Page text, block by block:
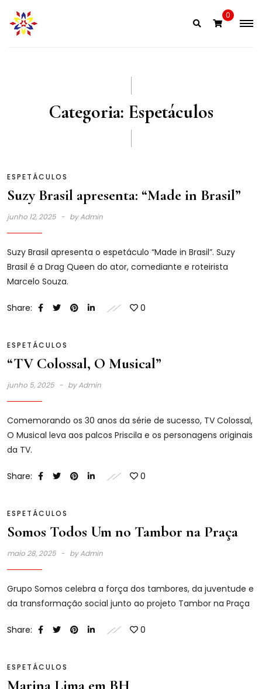
content
0
Categoria: Espetáculos
ESPETÁCULOS
Suzy Brasil apresenta: “Made in Brasil”
junho 12, 2025 byAdmin
Suzy Brasil apresenta o espetáculo “Made in Brasil”. Suzy
Brasil é a Drag Queen do ator, comediante e roteirista
Marcelo Souza.
Share: 0
ESPETÁCULOS
“TV Colossal, O Musical”
junho 5, 2025 byAdmin
Comemorando os 30 anos da série de sucesso, TV Colossal,
O Musical leva aos palcos Priscila e os personagens originais
da TV.
Share: 0
ESPETÁCULOS
Somos Todos Um no Tambor na Praça
maio 28, 2025 byAdmin
Grupo Somos celebra a força dos tambores, da juventude e
da transformação social junto ao projeto Tambor na Praça
Share: 0
ESPETÁCULOS
Marina Lima em BH